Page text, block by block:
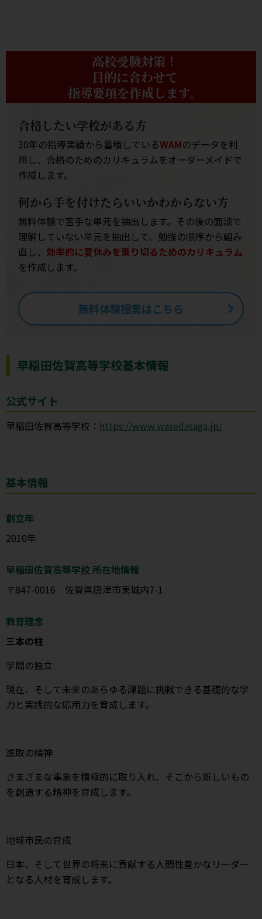
高校受験対策！
目的に合わせて
指導要項を作成します。
合格したい学校がある方
30年の指導実績から蓄積しているWAMのデータを利
用し、合格のためのカリキュラムをオーダーメイドで
作成します。
何から手を付けたらいいかわからない方
無料体験で苦手な単元を抽出します。その後の面談で
理解していない単元を抽出して、勉強の順序から組み
直し、 効率的に夏休みを乗り切るためのカリキュラム
を作成します。
無料体験授業はこちら
早稲田佐賀高等学校基本情報
公式サイト
早稲田佐賀高等学校： https://www.wasedasaga.jp/
基本情報
創立年
2010年
早稲田佐賀高等学校 所在地情報
〒847-0016 佐賀県唐津市東城内7-1
教育理念
三本の柱
学問の独立
現在、そして未来のあらゆる課題に挑戦できる基礎的な学
力と実践的な応用力を育成します。
進取の精神
さまざまな事象を積極的に取り入れ、そこから新しいもの
を創造する精神を育成します。
地球市民の育成
日本、そして世界の将来に貢献する人間性豊かなリーダー
となる人材を育成します。